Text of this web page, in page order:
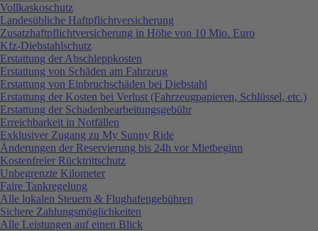
Vollkaskoschutz
Landesübliche Haftpflichtversicherung
Zusatzhaftpflichtversicherung in Höhe von 10 Mio. Euro
Kfz-Diebstahlschutz
Erstattung der Abschleppkosten
Erstattung von Schäden am Fahrzeug
Erstattung von Einbruchschäden bei Diebstahl
Erstattung der Kosten bei Verlust (Fahrzeugpapieren, Schlüssel, etc.)
Erstattung der Schadenbearbeitungsgebühr
Erreichbarkeit in Notfällen
Exklusiver Zugang zu My Sunny Ride
Änderungen der Reservierung bis 24h vor Mietbeginn
Kostenfreier Rücktrittschutz
Unbegrenzte Kilometer
Faire Tankregelung
Alle lokalen Steuern & Flughafengebühren
Sichere Zahlungsmöglichkeiten
Alle Leistungen auf einen Blick